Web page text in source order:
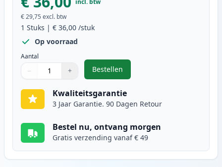
incl. btw
€ 29,75 excl. btw
1 Stuks | € 36,00 /stuk
Op voorraad
Aantal
Gebruik de knoppen om aan te passen
− +
1
Bestellen
,Canon PG-540XL inktcartridge
Kwaliteitsgarantie
3 Jaar Garantie. 90 Dagen Retour
Bestel nu, ontvang morgen
Gratis verzending vanaf € 49